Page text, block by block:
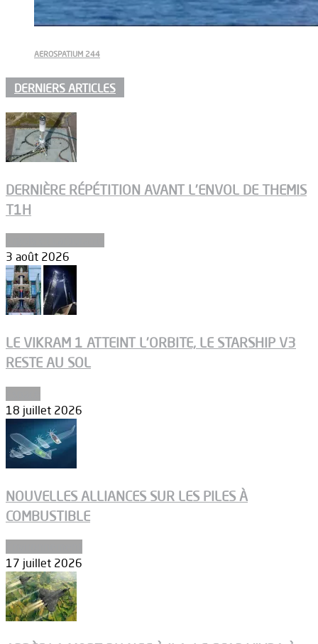
AEROSPATIUM 244
DERNIERS ARTICLES
DERNIÈRE RÉPÉTITION AVANT L’ENVOL DE THEMIS
T1H
3 août 2026
LE VIKRAM 1 ATTEINT L’ORBITE, LE STARSHIP V3
RESTE AU SOL
18 juillet 2026
NOUVELLES ALLIANCES SUR LES PILES À
COMBUSTIBLE
17 juillet 2026